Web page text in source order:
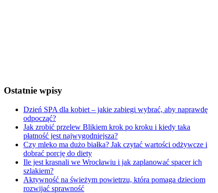
Ostatnie wpisy
Dzień SPA dla kobiet – jakie zabiegi wybrać, aby naprawdę
odpocząć?
Jak zrobić przelew Blikiem krok po kroku i kiedy taka
płatność jest najwygodniejsza?
Czy mleko ma dużo białka? Jak czytać wartości odżywcze i
dobrać porcję do diety
Ile jest krasnali we Wrocławiu i jak zaplanować spacer ich
szlakiem?
Aktywność na świeżym powietrzu, która pomaga dzieciom
rozwijać sprawność